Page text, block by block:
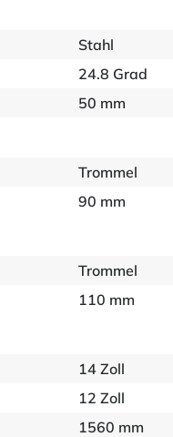
Stahl
24.8 Grad
50 mm
Trommel
90 mm
Trommel
110 mm
14 Zoll
12 Zoll
1560 mm